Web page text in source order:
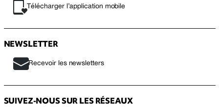
Télécharger l’application mobile
NEWSLETTER
Recevoir les newsletters
SUIVEZ-NOUS SUR LES RÉSEAUX